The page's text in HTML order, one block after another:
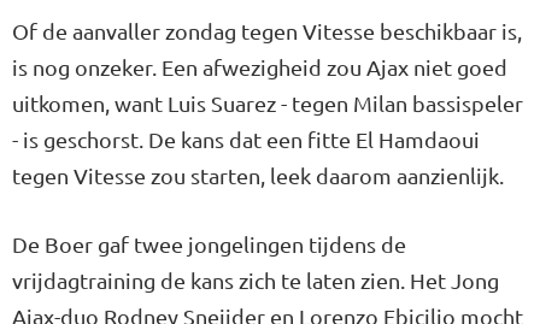
Of de aanvaller zondag tegen Vitesse beschikbaar is,
is nog onzeker. Een afwezigheid zou Ajax niet goed
uitkomen, want Luis Suarez - tegen Milan bassispeler
- is geschorst. De kans dat een fitte El Hamdaoui
tegen Vitesse zou starten, leek daarom aanzienlijk.
De Boer gaf twee jongelingen tijdens de
vrijdagtraining de kans zich te laten zien. Het Jong
Ajax-duo Rodney Sneijder en Lorenzo Ebicilio mocht